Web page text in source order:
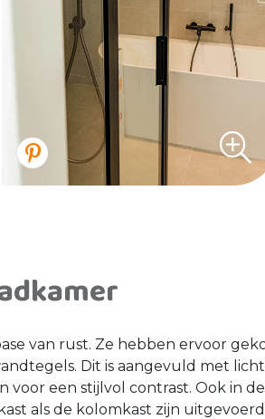
van rust. Ze hebben ervoor
Dit is aangevuld met
voor een stijlvol contrast. Ook in
als de kolomkast zijn